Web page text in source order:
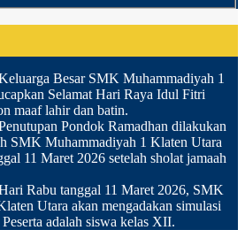
Besar SMK Muhammadiyah 1
Selamat Hari Raya Idul Fitri
maaf lahir dan batin.
Pondok Ramadhan dilakukan
SMK Muhammadiyah 1 Klaten Utara
11 Maret 2026 setelah sholat jamaah
Rabu tanggal 11 Maret 2026, SMK
Utara akan mengadakan simulasi
adalah siswa kelas XII.